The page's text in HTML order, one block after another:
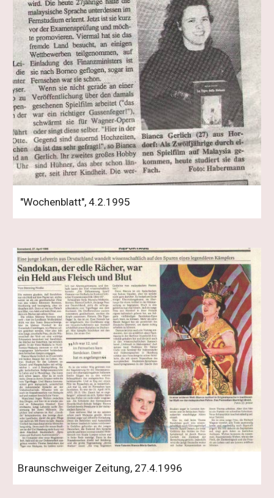
"Wochenblatt", 4.2.1995
Braunschweiger Zeitung, 27.4.1996